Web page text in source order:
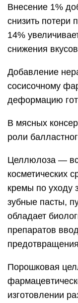
Внесение 1%
снизить потери
14%
снижения
Добавление
сосисочному
деформацию
В мясных
роли
Целлюлоза —
косметических
кремы по уходу
зубные пасты,
обладает
препаратов
Порошковая
изготовлении